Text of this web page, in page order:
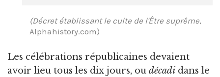
(Décret établissant le culte de l'Être suprême,
Alphahistory.com)
Les célébrations républicaines devaient
avoir lieu tous les dix jours, ou décadi dans le